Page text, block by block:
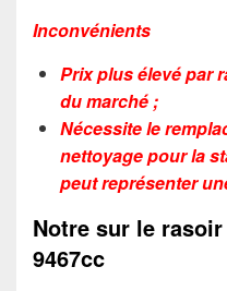
Inconvénients
Prix ​​plus élevé par
du marché ;
Nécessite le
nettoyage pour la
peut représenter
Notre sur le
9467cc